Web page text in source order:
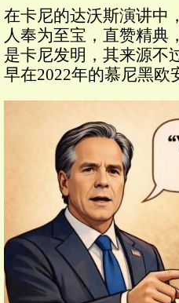
在卡尼的达沃斯演讲中
人奉为至宝，直赞精典
是卡尼发明，其来源不
早在2022年的慕尼黑欧